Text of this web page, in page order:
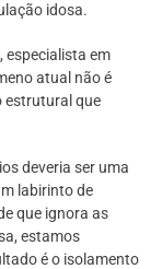
idosa.
especialista em
atual não é
estrutural que
deveria ser uma
labirinto de
que ignora as
estamos
é o isolamento